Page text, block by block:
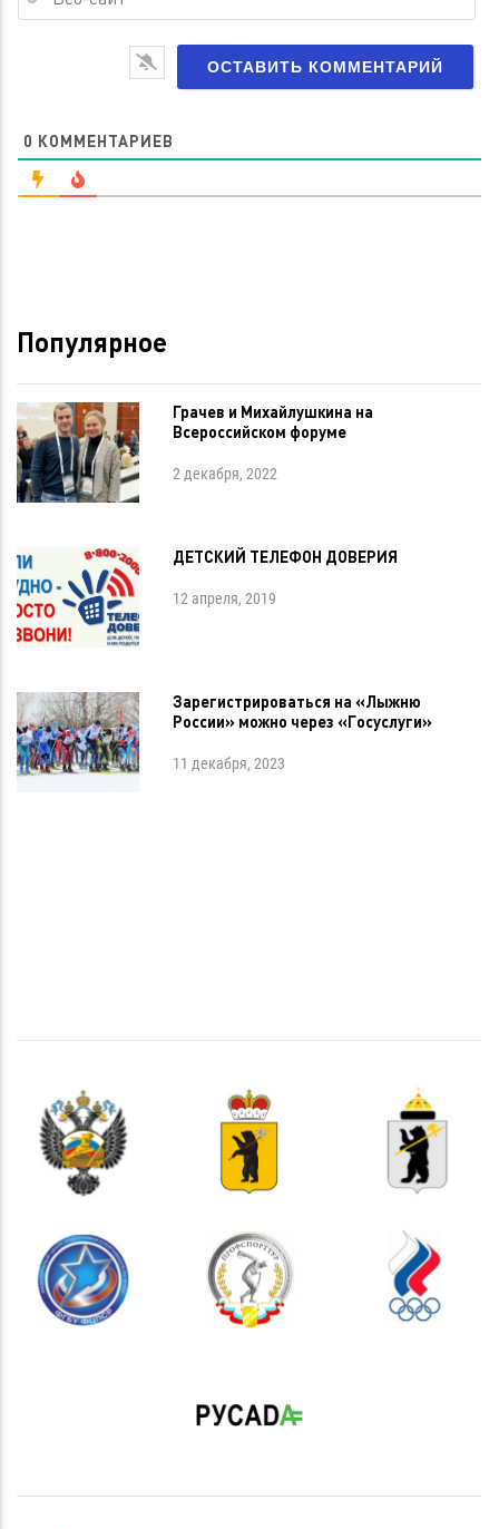
0 КОММЕНТАРИЕВ
Популярное
Грачев и Михайлушкина на
Всероссийском форуме
2 декабря, 2022
ДЕТСКИЙ ТЕЛЕФОН ДОВЕРИЯ
12 апреля, 2019
Зарегистрироваться на «Лыжню
России» можно через «Госуслуги»
11 декабря, 2023